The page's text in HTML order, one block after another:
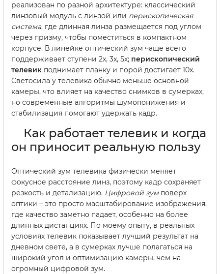
реализован по разной архитектуре: классический
линзовый модуль с линзой или перископическая
система, где длинная линза размещается под углом
через призму, чтобы поместиться в компактном
корпусе. В линейке оптический зум чаще всего
поддерживает ступени 2x, 3x, 5x; перископический
телевик поднимает планку и порой достигает 10x.
Светосила у телевика обычно меньше основной
камеры, что влияет на качество снимков в сумерках,
но современные алгоритмы шумопонижения и
стабилизация помогают удержать кадр.
Как работает телевик и когда
он приносит реальную пользу
Оптический зум телевика физически меняет
фокусное расстояние линз, поэтому кадр сохраняет
резкость и детализацию. Цифровой зумповерх
оптики – это просто масштабирование изображения,
где качество заметно падает, особенно на более
длинных дистанциях. По моему опыту, в реальных
условиях телевик показывает лучший результат на
дневном свете, а в сумерках лучше полагаться на
широкий угол и оптимизацию камеры, чем на
огромный цифровой зум.